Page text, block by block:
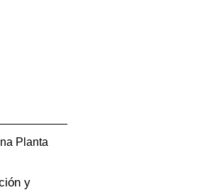
Planta
y